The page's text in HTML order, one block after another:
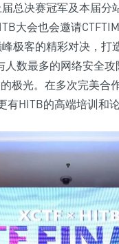
总决赛冠军及本届
大会也会邀请
极客的精彩对决，
人数最多的网络安全
极光。在多次完美
HITB的高端培训和